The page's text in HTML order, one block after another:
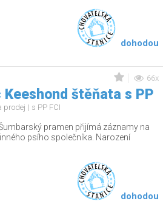
dohodou
66x
štěňata s PP
prodej s PP FCI
pramen přijímá záznamy na
psího společníka. Narození
dohodou